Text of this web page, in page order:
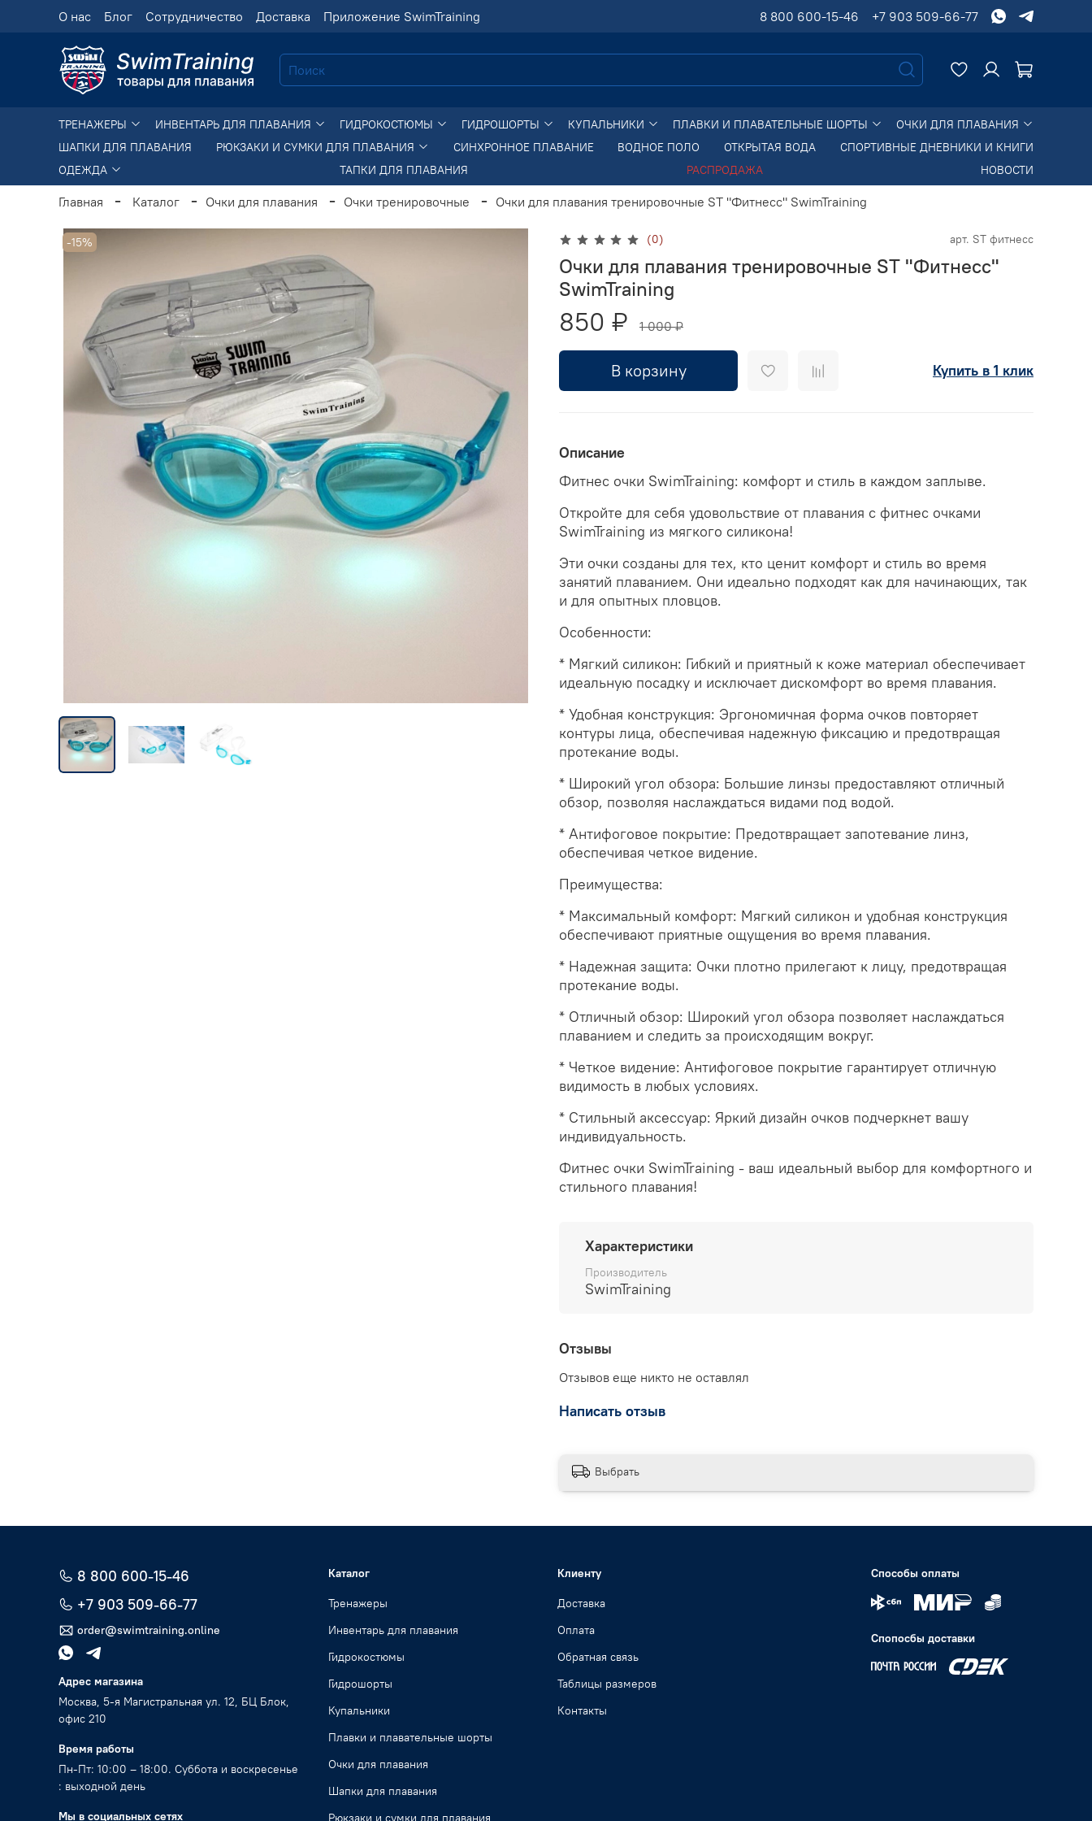
О нас Блог Сотрудничество Доставка Приложение SwimTraining 8 800 600-15-46 +7 903 509-66-77
ТРЕНАЖЕРЫ ИНВЕНТАРЬ ДЛЯ ПЛАВАНИЯ ГИДРОКОСТЮМЫ ГИДРОШОРТЫ КУПАЛЬНИКИ ПЛАВКИ И ПЛАВАТЕЛЬНЫЕ ШОРТЫ
ОЧКИ ДЛЯ ПЛАВАНИЯ
ШАПКИ ДЛЯ ПЛАВАНИЯ
РЮКЗАКИ И СУМКИ ДЛЯ ПЛАВАНИЯ СИНХРОННОЕ ПЛАВАНИЕ ВОДНОЕ ПОЛО ОТКРЫТАЯ ВОДА
СПОРТИВНЫЕ ДНЕВНИКИ И КНИГИ
ОДЕЖДА
ТАПКИ ДЛЯ ПЛАВАНИЯ РАСПРОДАЖА НОВОСТИ
Главная Каталог Очки для плавания Очки тренировочные Очки для плавания тренировочные ST "Фитнесс" SwimTraining
-15% (0) арт. ST фитнесс
Очки для плавания тренировочные ST "Фитнесс"
SwimTraining
850 ₽ 1 000 ₽
В корзину Купить в 1 клик
Описание
Фитнес очки SwimTraining: комфорт и стиль в каждом заплыве.
Откройте для себя удовольствие от плавания с фитнес очками
SwimTraining из мягкого силикона!
Эти очки созданы для тех, кто ценит комфорт и стиль во время
занятий плаванием. Они идеально подходят как для начинающих, так
и для опытных пловцов.
Особенности:
* Мягкий силикон: Гибкий и приятный к коже материал обеспечивает
идеальную посадку и исключает дискомфорт во время плавания.
* Удобная конструкция: Эргономичная форма очков повторяет
контуры лица, обеспечивая надежную фиксацию и предотвращая
протекание воды.
* Широкий угол обзора: Большие линзы предоставляют отличный
обзор, позволяя наслаждаться видами под водой.
* Антифоговое покрытие: Предотвращает запотевание линз,
обеспечивая четкое видение.
Преимущества:
* Максимальный комфорт: Мягкий силикон и удобная конструкция
обеспечивают приятные ощущения во время плавания.
* Надежная защита: Очки плотно прилегают к лицу, предотвращая
протекание воды.
* Отличный обзор: Широкий угол обзора позволяет наслаждаться
плаванием и следить за происходящим вокруг.
* Четкое видение: Антифоговое покрытие гарантирует отличную
видимость в любых условиях.
* Стильный аксессуар: Яркий дизайн очков подчеркнет вашу
индивидуальность.
Фитнес очки SwimTraining - ваш идеальный выбор для комфортного и
стильного плавания!
Характеристики
Производитель
SwimTraining
Отзывы
Отзывов еще никто не оставлял
Написать отзыв
Выбрать
8 800 600-15-46
+7 903 509-66-77
order@swimtraining.online
Адрес магазина
Москва, 5-я Магистральная ул. 12, БЦ Блок,
офис 210
Время работы
Пн-Пт: 10:00 – 18:00. Суббота и воскресенье
: выходной день
Мы в социальных сетях
Каталог
Тренажеры
Инвентарь для плавания
Гидрокостюмы
Гидрошорты
Купальники
Плавки и плавательные шорты
Очки для плавания
Шапки для плавания
Рюкзаки и сумки для плавания
Клиенту
Доставка
Оплата
Обратная связь
Таблицы размеров
Контакты
Способы оплаты
Спопосбы доставки